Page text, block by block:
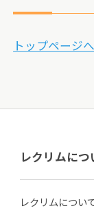
トップページ
レクリムにつ
レクリムについ